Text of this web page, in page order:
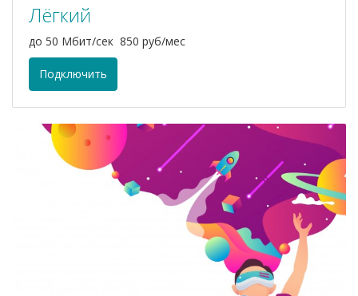
Лёгкий
до 50 Мбит/сек 850 руб/мес
Подключить